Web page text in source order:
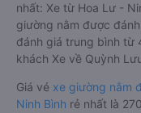
nhất: Xe từ Hoa Lư -
giường nằm được
đánh giá trung bình từ
khách Xe về Quỳnh
Giá vé xe giường nằm
Ninh Bình rẻ nhất là